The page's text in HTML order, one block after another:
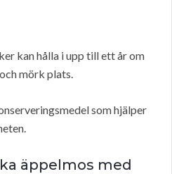
kan hålla i upp till ett år om
mörk plats.
som hjälper
äppelmos med